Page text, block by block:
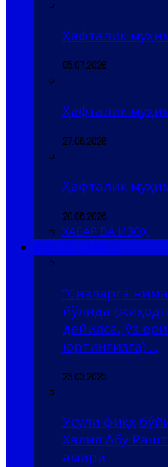
Ҳафталик
05.07.2026
Ҳафталик
27.06.2026
Ҳафталик
20.06.2026
ХАБАР ВА ИЗОҲ
“Сизларга
йўлида
дейилса, ўз
юртингизга) ...
23.03.2025
Усули фиқҳ
Халил Абу
амири